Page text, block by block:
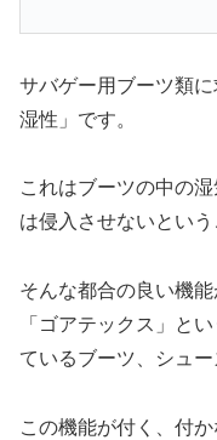
サバゲー用ブーツ類
湿性」です。
これはブーツの中の
は侵入させないという
そんな都合の良い機
「ゴアテックス」と
ているブーツ、シュー
この機能が付く、付